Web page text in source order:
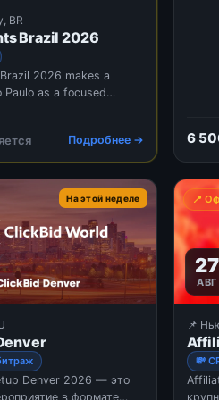
BR
Brazil 2026
2026 makes a
Paulo as a focused
for the country’s iGaming
first edition, the event
leading operators,
and industry profe
Подробнее → 6
На этой неделе
Denver 2026 — это
в формате
📍
27
АВГ
📌
💸